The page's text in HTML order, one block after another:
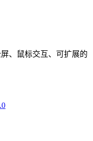
、鼠标交互、可扩展的